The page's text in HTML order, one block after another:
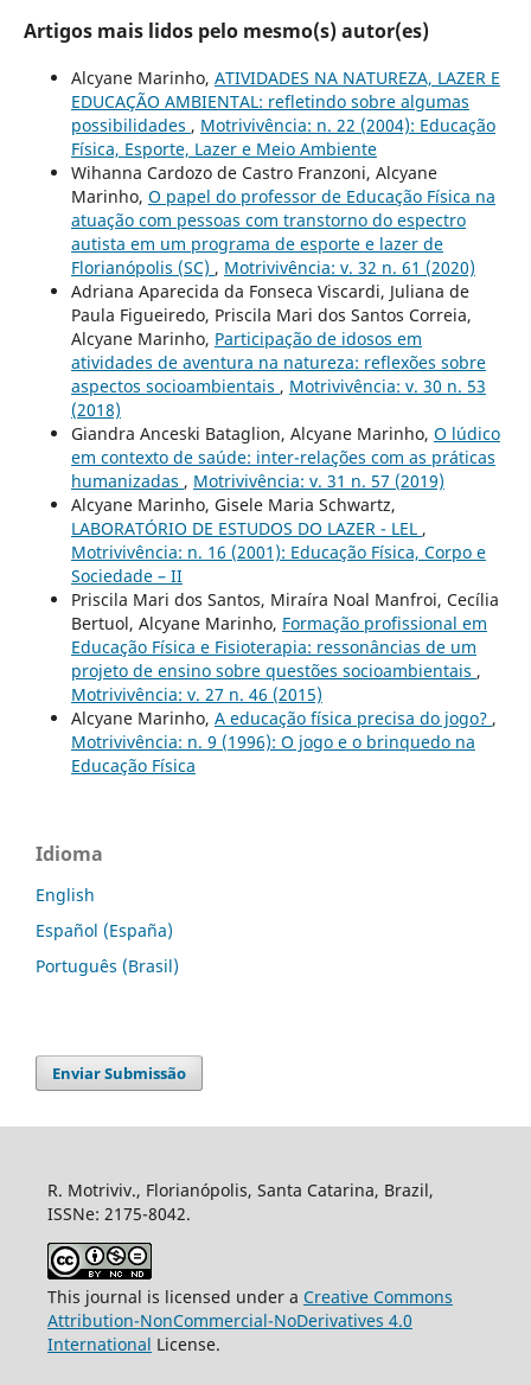
Artigos mais lidos pelo mesmo(s) autor(es)
Alcyane Marinho, ATIVIDADES NA NATUREZA, LAZER E
EDUCAÇÃO AMBIENTAL: refletindo sobre algumas
possibilidades , Motrivivência: n. 22 (2004): Educação
Física, Esporte, Lazer e Meio Ambiente
Wihanna Cardozo de Castro Franzoni, Alcyane
Marinho, O papel do professor de Educação Física na
atuação com pessoas com transtorno do espectro
autista em um programa de esporte e lazer de
Florianópolis (SC) , Motrivivência: v. 32 n. 61 (2020)
Adriana Aparecida da Fonseca Viscardi, Juliana de
Paula Figueiredo, Priscila Mari dos Santos Correia,
Alcyane Marinho, Participação de idosos em
atividades de aventura na natureza: reflexões sobre
aspectos socioambientais , Motrivivência: v. 30 n. 53
(2018)
Giandra Anceski Bataglion, Alcyane Marinho, O lúdico
em contexto de saúde: inter-relações com as práticas
humanizadas , Motrivivência: v. 31 n. 57 (2019)
Alcyane Marinho, Gisele Maria Schwartz,
LABORATÓRIO DE ESTUDOS DO LAZER - LEL ,
Motrivivência: n. 16 (2001): Educação Física, Corpo e
Sociedade – II
Priscila Mari dos Santos, Miraíra Noal Manfroi, Cecília
Bertuol, Alcyane Marinho, Formação profissional em
Educação Física e Fisioterapia: ressonâncias de um
projeto de ensino sobre questões socioambientais ,
Motrivivência: v. 27 n. 46 (2015)
Alcyane Marinho, A educação física precisa do jogo? ,
Motrivivência: n. 9 (1996): O jogo e o brinquedo na
Educação Física
Idioma
English
Español (España)
Português (Brasil)
Enviar Submissão
R. Motriviv., Florianópolis, Santa Catarina, Brazil,
ISSNe: 2175-8042.
This journal is licensed under a Creative Commons
Attribution-NonCommercial-NoDerivatives 4.0
International License.